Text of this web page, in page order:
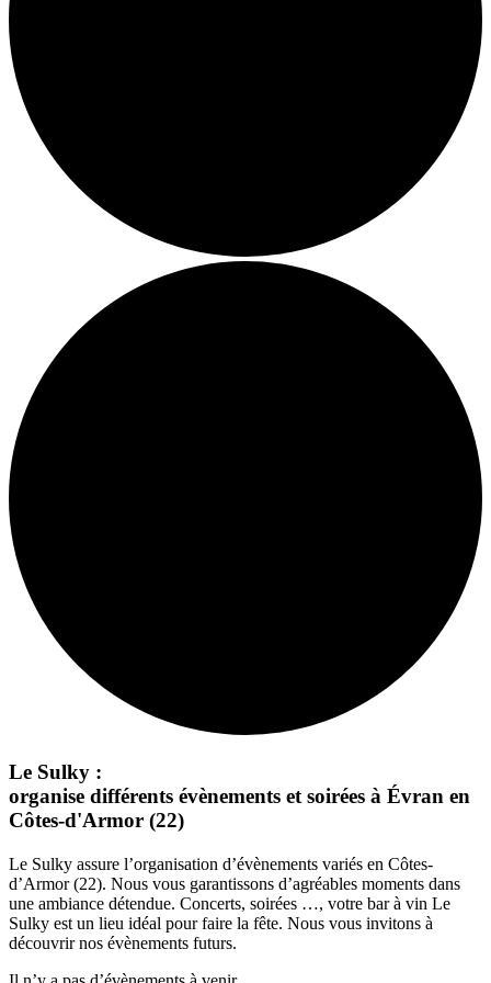
Le Sulky :
organise différents évènements et soirées à Évran en
Côtes-d'Armor (22)
Le Sulky assure l’organisation d’évènements variés en Côtes-
d’Armor (22). Nous vous garantissons d’agréables moments dans
une ambiance détendue. Concerts, soirées …, votre bar à vin Le
Sulky est un lieu idéal pour faire la fête. Nous vous invitons à
découvrir nos évènements futurs.